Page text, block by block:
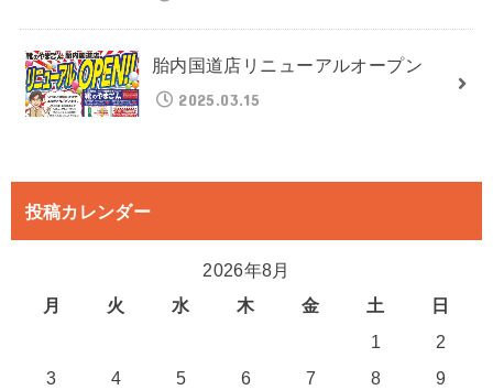
胎内国道店リニューアルオープン
2025.03.15
投稿カレンダー
2026年8月
月
火 水 木 金 土
日
1
2
3
4 5 6 7 8
9